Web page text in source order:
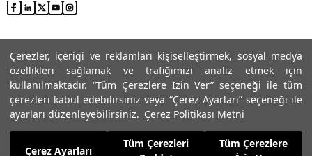
Çerezler, içeriği ve reklamları kişiselleştirmek, sosyal medya
özellikleri sağlamak ve trafiğimizi analiz etmek için
kullanılmaktadır. “Tüm Çerezlere İzin Ver” seçeneği ile tüm
çerezleri kabul edebilirsiniz veya “Çerez Ayarları” seçeneği ile
ayarları düzenleyebilirsiniz. Çerez Politikası Metni
Çerez Ayarları
Tüm Çerezleri
Tüm Çerezlere
4.289,99 TL
© 2025 Roman® Tüm Hakları Saklıdır, İzinsiz kullanılamaz